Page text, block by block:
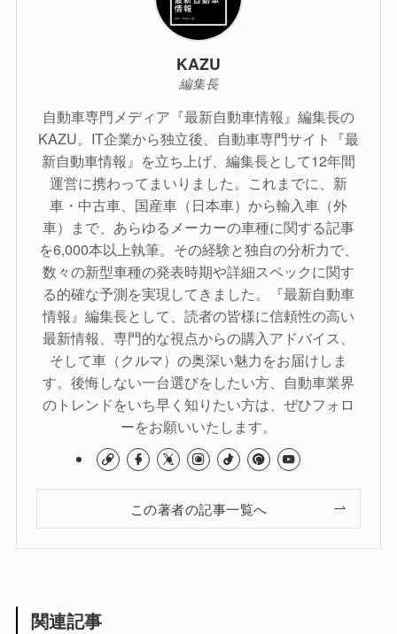
KAZU
編集長
自動車専門メディア『最新自動車情報』編集長の
KAZU。IT企業から独立後、自動車専門サイト『最
新自動車情報』を立ち上げ、編集長として12年間
運営に携わってまいりました。これまでに、新
車・中古車、国産車（日本車）から輸入車（外
車）まで、あらゆるメーカーの車種に関する記事
を6,000本以上執筆。その経験と独自の分析力で、
数々の新型車種の発表時期や詳細スペックに関す
る的確な予測を実現してきました。『最新自動車
情報』編集長として、読者の皆様に信頼性の高い
最新情報、専門的な視点からの購入アドバイス、
そして車（クルマ）の奥深い魅力をお届けしま
す。後悔しない一台選びをしたい方、自動車業界
のトレンドをいち早く知りたい方は、ぜひフォロ
ーをお願いいたします。
この著者の記事一覧へ
関連記事